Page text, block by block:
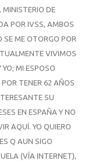
MINISTERIO DE
POR IVSS, AMBOS
ME OTORGO POR
VIVIMOS
MI ESPOSO
TENER 62 AÑOS
SU
EN ESPAÑA Y NO
AQUÍ. YO QUIERO
Q AUN SIGO
(VÍA INTERNET),